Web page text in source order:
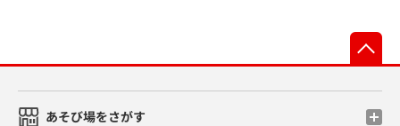
あそび場をさがす